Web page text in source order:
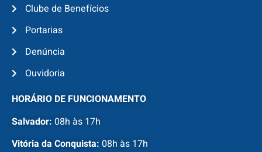
Clube de Benefícios
Portarias
Denúncia
Ouvidoria
HORÁRIO DE FUNCIONAMENTO
Salvador: 08h às 17h
Vitória da Conquista: 08h às 17h